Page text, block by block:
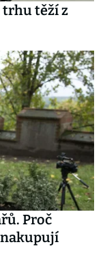
trhu těží z
Proč